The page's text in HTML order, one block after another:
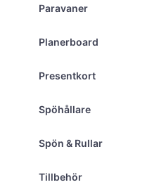
Paravaner
Planerboard
Presentkort
Spöhållare
Spön & Rullar
Tillbehör